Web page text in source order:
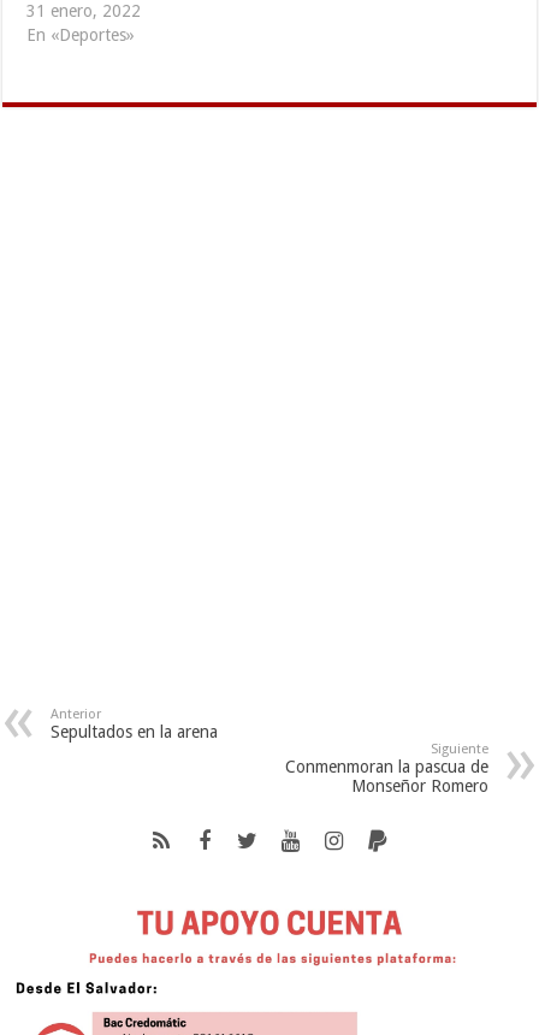
31 enero, 2022
En «Deportes»
Anterior
Sepultados en la arena
Siguiente
Conmenmoran la pascua de
Monseñor Romero